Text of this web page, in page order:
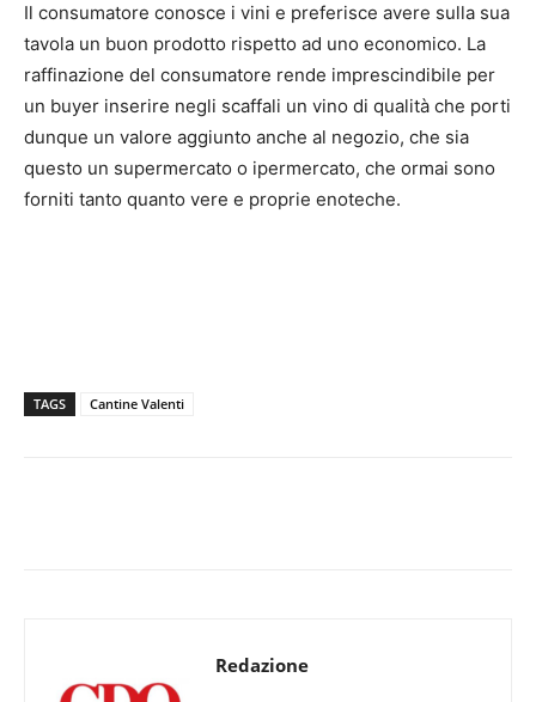
Il consumatore conosce i vini e preferisce avere sulla sua
tavola un buon prodotto rispetto ad uno economico. La
raffinazione del consumatore rende imprescindibile per
un buyer inserire negli scaffali un vino di qualità che porti
dunque un valore aggiunto anche al negozio, che sia
questo un supermercato o ipermercato, che ormai sono
forniti tanto quanto vere e proprie enoteche.
TAGS Cantine Valenti
Redazione